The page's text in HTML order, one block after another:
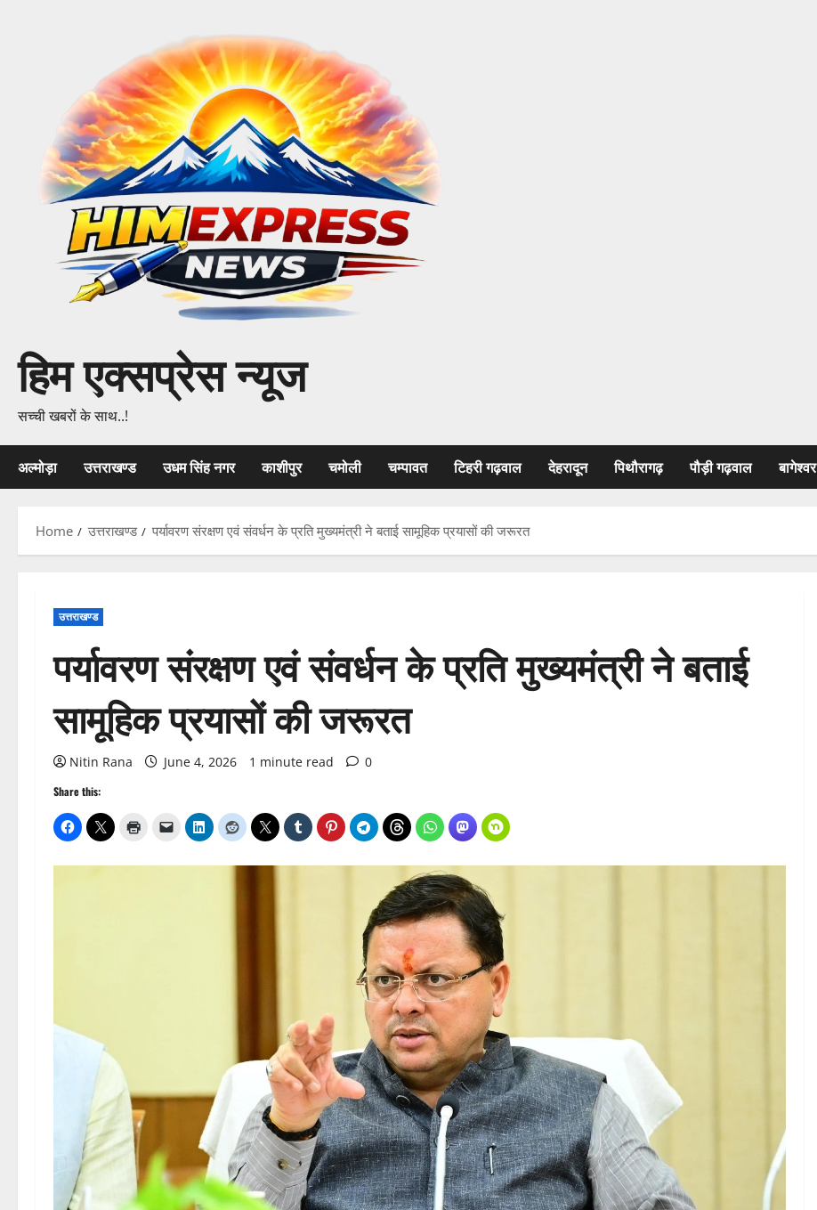
हिम एक्सप्रेस न्यूज
सच्ची खबरों के साथ..!
अल्मोड़ा उत्तराखण्ड उधम सिंह नगर काशीपुर चमोली चम्पावत टिहरी गढ़वाल देहरादून पिथौरागढ़ पौड़ी गढ़वाल बागेश्वर
Home उत्तराखण्ड पर्यावरण संरक्षण एवं संवर्धन के प्रति मुख्यमंत्री ने बताई सामूहिक प्रयासों की जरूरत
उत्तराखण्ड
पर्यावरण संरक्षण एवं संवर्धन के प्रति मुख्यमंत्री ने बताई
सामूहिक प्रयासों की जरूरत
Nitin Rana June 4, 2026 1 minute read 0
Share this: